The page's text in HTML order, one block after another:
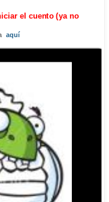
el cuento (ya no
aquí